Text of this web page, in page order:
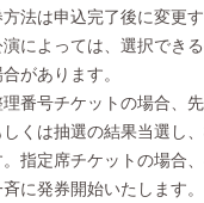
方法は申込完了後に変更
によっては、選択でき
があります。
番号チケットの場合、
しくは抽選の結果当選し
指定席チケットの場合
に発券開始いたします。